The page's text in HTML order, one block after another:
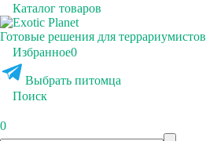
Каталог товаров
Готовые решения для террариумистов
Избранное0
Выбрать питомца
Поиск
0